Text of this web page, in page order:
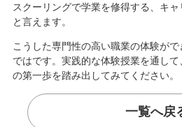
スクーリングで学業を修得する、キ
と言えます。
こうした専門性の高い職業の体験が
ではです。実践的な体験授業を通し
の第一歩を踏み出してみてください。
一覧へ戻